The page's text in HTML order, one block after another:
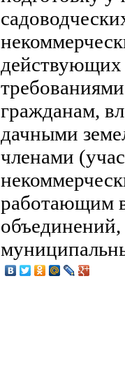
действующих
гражданам,
дачными
членами
работающим